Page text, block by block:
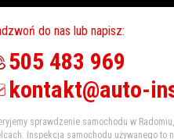
do nas lub napisz:
505 483 969
kontakt@auto-
sprawdzenie samochodu w
Inspekcja samochodu używanego to